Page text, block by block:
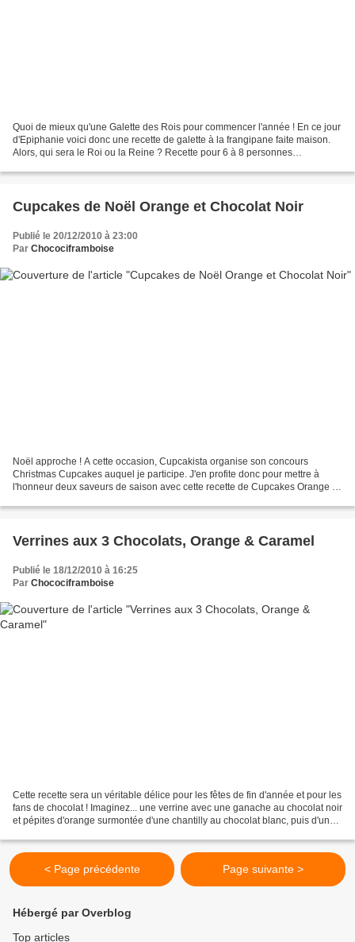
Quoi de mieux qu'une Galette des Rois pour commencer l'année ! En ce jour
d'Epiphanie voici donc une recette de galette à la frangipane faite maison.
Alors, qui sera le Roi ou la Reine ? Recette pour 6 à 8 personnes
Cupcakes de Noël Orange et Chocolat Noir
Publié le 20/12/2010 à 23:00
Par Chocociframboise
Noël approche ! A cette occasion, Cupcakista organise son concours
Christmas Cupcakes auquel je participe. J'en profite donc pour mettre à
l'honneur deux saveurs de saison avec cette recette de Cupcakes Orange &
Verrines aux 3 Chocolats, Orange & Caramel
Publié le 18/12/2010 à 16:25
Par Chocociframboise
Cette recette sera un véritable délice pour les fêtes de fin d'année et pour les
fans de chocolat ! Imaginez... une verrine avec une ganache au chocolat noir
et pépites d'orange surmontée d'une chantilly au chocolat blanc, puis d'une
< Page précédente Page suivante >
Hébergé par Overblog
Top articles